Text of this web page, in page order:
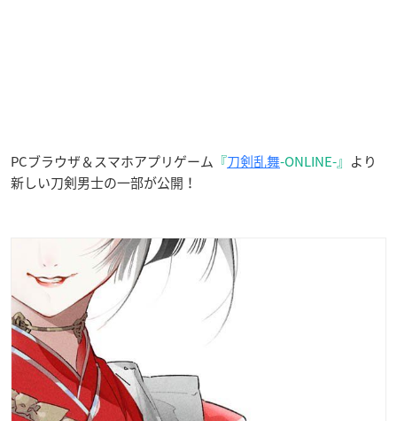
PCブラウザ＆スマホアプリゲーム 『刀剣乱舞-ONLINE-』 より
新しい刀剣男士の一部が公開！